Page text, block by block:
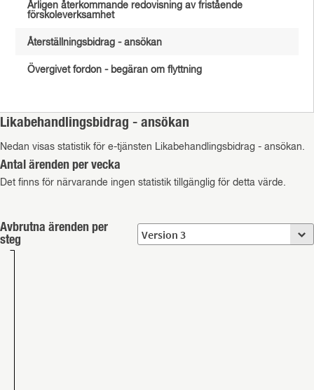
Årligen återkommande redovisning av fristående
förskoleverksamhet
Återställningsbidrag - ansökan
Övergivet fordon - begäran om flyttning
Likabehandlingsbidrag - ansökan
Nedan visas statistik för e-tjänsten Likabehandlingsbidrag - ansökan.
Antal ärenden per vecka
Det finns för närvarande ingen statistik tillgänglig för detta värde.
Avbrutna ärenden per
steg